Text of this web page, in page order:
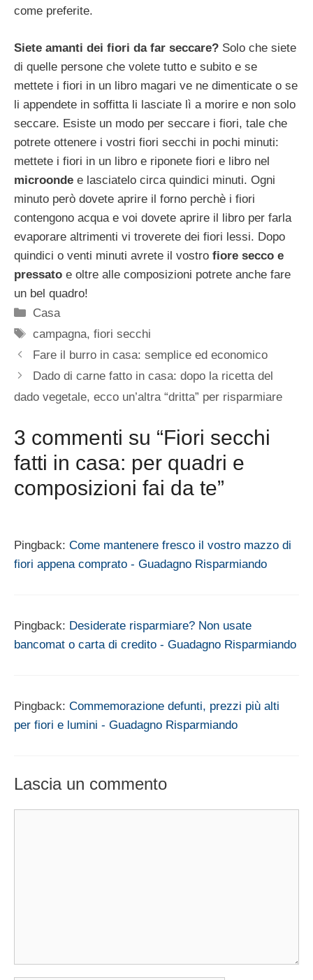
come preferite.
Siete amanti dei fiori da far seccare? Solo che siete
di quelle persone che volete tutto e subito e se
mettete i fiori in un libro magari ve ne dimenticate o se
li appendete in soffitta li lasciate lì a morire e non solo
seccare. Esiste un modo per seccare i fiori, tale che
potrete ottenere i vostri fiori secchi in pochi minuti:
mettete i fiori in un libro e riponete fiori e libro nel
microonde e lasciatelo circa quindici minuti. Ogni
minuto però dovete aprire il forno perchè i fiori
contengono acqua e voi dovete aprire il libro per farla
evaporare altrimenti vi troverete dei fiori lessi. Dopo
quindici o venti minuti avrete il vostro fiore secco e
pressato e oltre alle composizioni potrete anche fare
un bel quadro!
Categorie
Casa
Tag
campagna,fiori secchi
Fare il burro in casa: semplice ed economico
Dado di carne fatto in casa: dopo la ricetta del
dado vegetale, ecco un’altra “dritta” per risparmiare
3 commenti su “Fiori secchi
fatti in casa: per quadri e
composizioni fai da te”
Pingback: Come mantenere fresco il vostro mazzo di
fiori appena comprato - Guadagno Risparmiando
Pingback: Desiderate risparmiare? Non usate
bancomat o carta di credito - Guadagno Risparmiando
Pingback: Commemorazione defunti, prezzi più alti
per fiori e lumini - Guadagno Risparmiando
Lascia un commento